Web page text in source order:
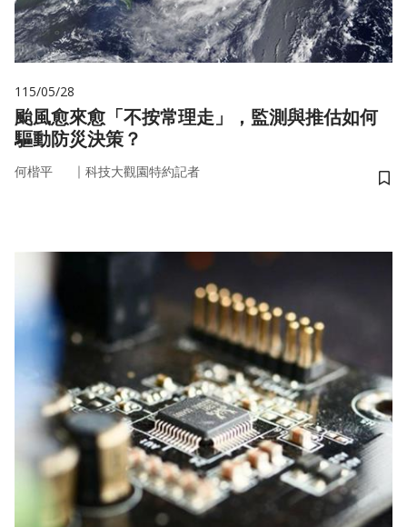
115/05/28
颱風愈來愈「不按常理走」，監測與推估如何
驅動防災決策？
何楷平 ｜ 科技大觀園特約記者
儲